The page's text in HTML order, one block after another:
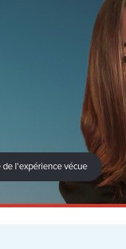
l'expérience vécue